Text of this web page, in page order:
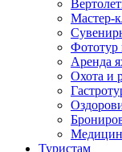
Мастер-
Фототур
Аренда
Охота и
Туристам